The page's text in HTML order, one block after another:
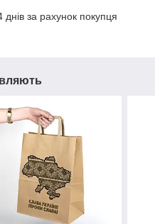
за рахунок покупця